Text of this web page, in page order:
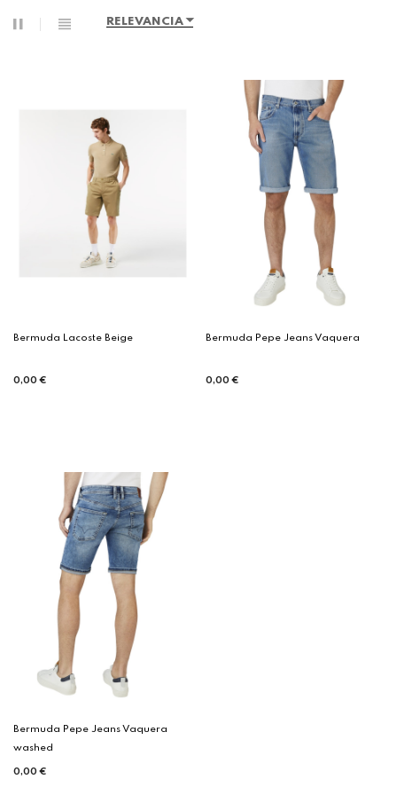
RELEVANCIA
Bermuda Lacoste Beige
0,00 €
Bermuda Pepe Jeans Vaquera
0,00 €
Bermuda Pepe Jeans Vaquera
washed
0,00 €